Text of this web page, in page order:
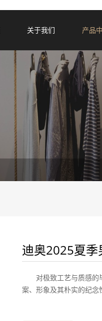
关于我们 产品
迪奥2025夏季
对极致工艺与质感的毕
案、形象及其朴实的纪念